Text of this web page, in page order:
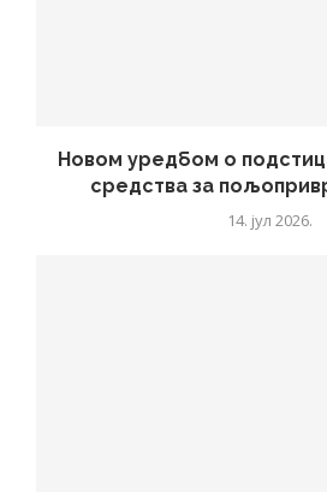
Новом уредбом о
средства за
14. јул 2026.